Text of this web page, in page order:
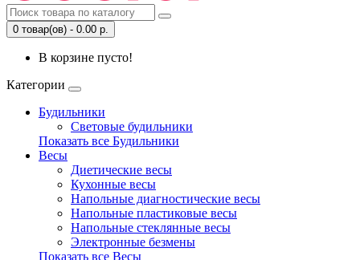
0 товар(ов) - 0.00 р.
В корзине пусто!
Категории
Будильники
Световые будильники
Показать все Будильники
Весы
Диетические весы
Кухонные весы
Напольные диагностические весы
Напольные пластиковые весы
Напольные стеклянные весы
Электронные безмены
Показать все Весы